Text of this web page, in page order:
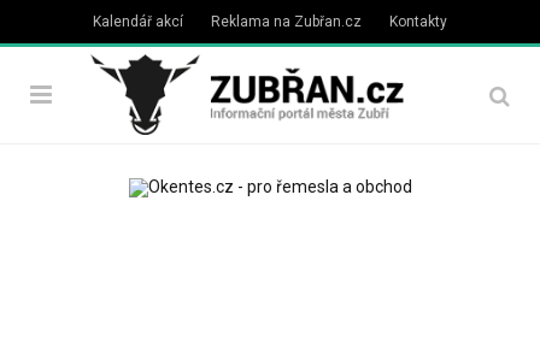
Kalendář akcí Reklama na Zubřan.cz Kontakty